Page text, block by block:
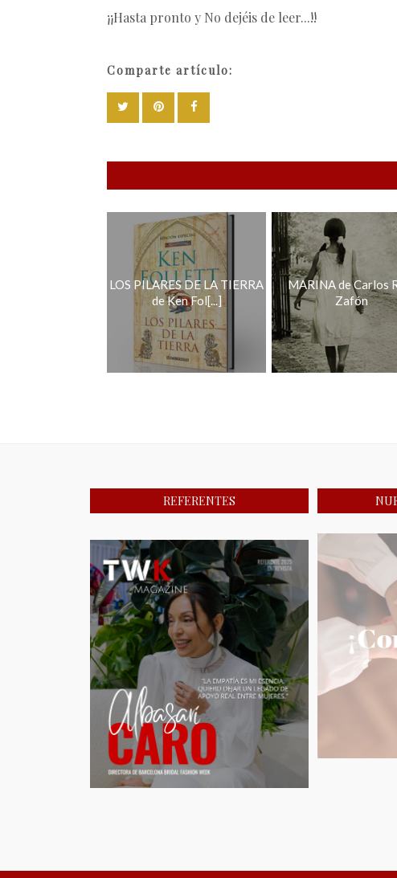
¡¡Hasta pronto y No dejéis de leer...!!
Comparte artículo:
LOS PILARES DE LA TIERRA
de Ken Fol[...]
MARINA de Carlos
Zafón
REFERENTES